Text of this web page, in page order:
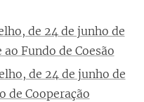
de 24 de junho de
Fundo de Coesão
de 24 de junho de
de Cooperação